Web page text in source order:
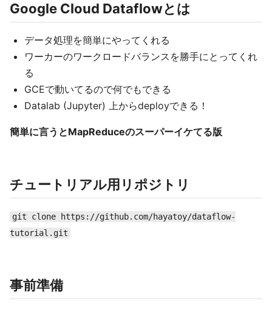
Google Cloud Dataflowとは
データ処理を簡単にやってくれる
ワーカーのワークロードバランスを勝手にとってくれ
る
GCEで動いてるので何でもできる
Datalab (Jupyter) 上からdeployできる！
簡単に言うとMapReduceのスーパーイケてる版
チュートリアル用リポジトリ
git clone https://github.com/hayatoy/dataflow-
tutorial.git
事前準備